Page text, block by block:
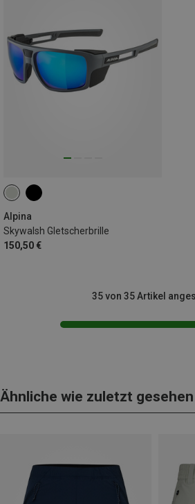
Alpina
Skywalsh Gletscherbrille
150,50 €
35 von 35 Artikel
Ähnliche wie zuletzt gesehen